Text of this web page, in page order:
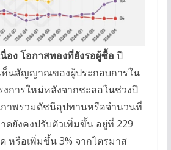
อง โอกาสทองที่ยังรอผู้ซื้อ ปี
เห็นสัญญาณของผู้ประกอบการใน
งการใหม่หลังจากชะลอในช่วงปี
ภาพรวมดัชนีอุปทานหรือจำนวนที่
ดยังคงปรับตัวเพิ่มขึ้น อยู่ที่ 229
หรือเพิ่มขึ้น 3% จากไตรมาส